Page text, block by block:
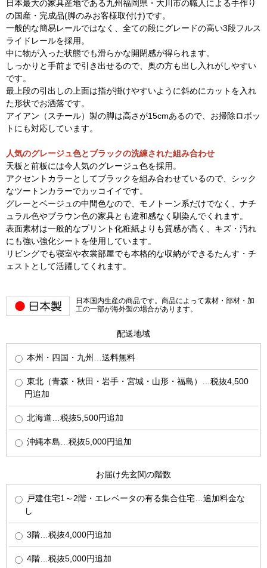
日本最大の家具産地である九州福岡県・大川市の職人による手作り
の国産・完成品(脚のみお客様取付け)です。
一般的な簡易レールではなく、全ての段にグレードの高い3段フルス
ライドレールを採用。
中に物が入った状態でも滑らかな開閉感が得られます。
しっかりと手前まで引き出せるので、奥の方も出し入れがしやすい
です。
最上段の引出しの上面は指が掛けやすいように斜めにカットを入れ
た形状でお洒落です。
アイアン（スチール）製の脚は高さが15cmあるので、お掃除ロボッ
トにも対応しています。
人気のグレージュ色とブラックの洗練された組み合わせ
天板と前板には今人気のグレージュ色を採用。
アクセントカラーとしてブラックを組み合わせているので、シック
なツートンカラーでカッコイイです。
グレーとベージュの中間色なので、モノトーン系だけでなく、ナチ
ュラル色やブラウン色の家具とも違和感なく馴染んでくれます。
表面素材は一般的なプリント化粧紙よりも質感が高く、キズ・汚れ
にも強い強化シートを使用しています。
リビングでも寝室や衣裳部屋でも本格的な収納ができるたんす・チ
ェストとして活躍してくれます。
日本国内生産の商品です。商品によって素材・部材・加
工の一部が海外製の場合があります。
配送地域
本州・四国・九州…送料無料
東北（青森・秋田・岩手・宮城・山形・福島）…税抜4,500
円追加
北海道…税抜5,500円追加
沖縄本島…税抜5,000円追加
お届け先玄関の階数
戸建住宅1～2階・エレベータの有る集合住宅…追加料金な
し
3階…税抜4,000円追加
4階…税抜5,000円追加